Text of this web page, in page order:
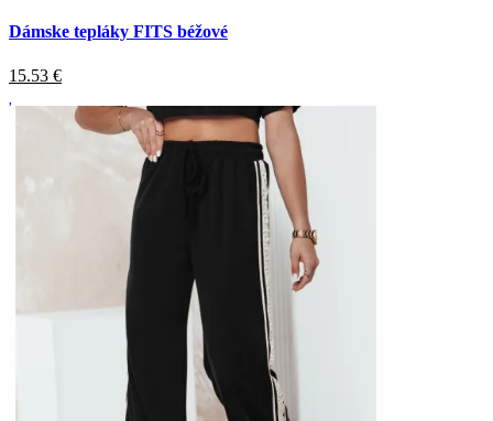
Dámske tepláky FITS béžové
15.53 €